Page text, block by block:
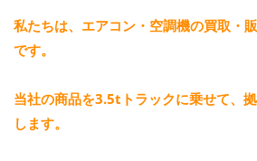
私たちは、エアコン・空調機の買取・
です。
当社の商品を3.5tトラックに乗せて、
します。